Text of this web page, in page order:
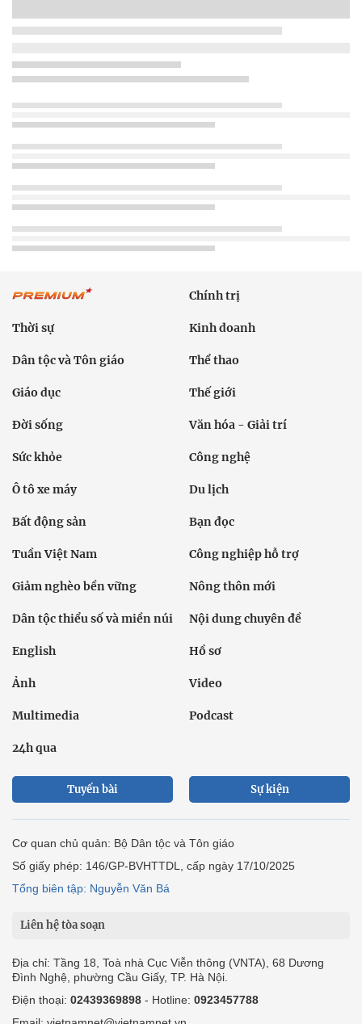
Chính trị
Thời sự Kinh doanh
Dân tộc và Tôn giáo Thể thao
Giáo dục Thế giới
Đời sống Văn hóa - Giải trí
Sức khỏe Công nghệ
Ô tô xe máy Du lịch
Bất động sản Bạn đọc
Tuần Việt Nam Công nghiệp hỗ trợ
Giảm nghèo bền vững Nông thôn mới
Dân tộc thiểu số và miền núi Nội dung chuyên đề
English Hồ sơ
Ảnh Video
Multimedia Podcast
24h qua
Tuyến bài Sự kiện
Cơ quan chủ quản: Bộ Dân tộc và Tôn giáo
Số giấy phép: 146/GP-BVHTTDL, cấp ngày 17/10/2025
Tổng biên tập: Nguyễn Văn Bá
Liên hệ tòa soạn
Địa chỉ: Tầng 18, Toà nhà Cục Viễn thông (VNTA), 68 Dương
Đình Nghệ, phường Cầu Giấy, TP. Hà Nội.
Điện thoại: 02439369898 - Hotline: 0923457788